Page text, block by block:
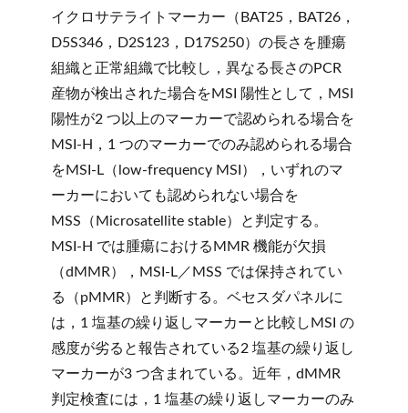
イクロサテライトマーカー（BAT25，BAT26，
D5S346，D2S123，D17S250）の長さを腫瘍
組織と正常組織で比較し，異なる長さのPCR
産物が検出された場合をMSI 陽性として，MSI
陽性が2 つ以上のマーカーで認められる場合を
MSI-H，1 つのマーカーでのみ認められる場合
をMSI-L（low-frequency MSI），いずれのマ
ーカーにおいても認められない場合を
MSS（Microsatellite stable）と判定する。
MSI-H では腫瘍におけるMMR 機能が欠損
（dMMR），MSI-L／MSS では保持されてい
る（pMMR）と判断する。ベセスダパネルに
は，1 塩基の繰り返しマーカーと比較しMSI の
感度が劣ると報告されている2 塩基の繰り返し
マーカーが3 つ含まれている。近年，dMMR
判定検査には，1 塩基の繰り返しマーカーのみ